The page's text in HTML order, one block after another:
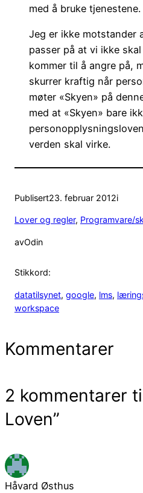
med å bruke tjenestene.
Jeg er ikke motstander
passer på at vi ikke
kommer til å angre på,
skurrer kraftig når
møter «Skyen» på
med at «Skyen» bare
verden skal virke.
Publisert23. februar 2012i
Lover og regler, Programvare/
avOdin
Stikkord:
datatilsynet, google, lms,
workspace
Kommentarer
2 kommentarer
Loven”
Håvard Østhus